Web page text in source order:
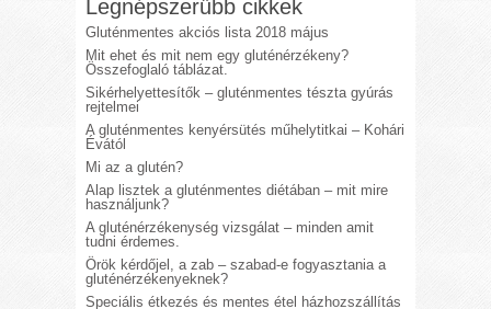
Legnépszerűbb cikkek
Gluténmentes akciós lista 2018 május
Mit ehet és mit nem egy gluténérzékeny?
Összefoglaló táblázat.
Sikérhelyettesítők – gluténmentes tészta gyúrás
rejtelmei
A gluténmentes kenyérsütés műhelytitkai – Kohári
Évától
Mi az a glutén?
Alap lisztek a gluténmentes diétában – mit mire
használjunk?
A gluténérzékenység vizsgálat – minden amit
tudni érdemes.
Örök kérdőjel, a zab – szabad-e fogyasztania a
gluténérzékenyeknek?
Speciális étkezés és mentes étel házhozszállítás